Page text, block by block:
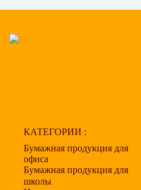
КАТЕГОРИИ :
Бумажная продукция для
офиса
Бумажная продукция для
школы